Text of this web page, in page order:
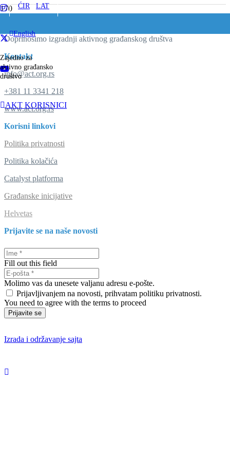
ĆIR/LAT
English
Zajedno za
aktivno građansko
društvo
AKT KORISNICI
Doprinosimo izgradnji aktivnog građanskog društva
Kontakt
info@act.org.rs
+381 11 3341 218
www.act.org.rs
Korisni linkovi
Politika privatnosti
Politika kolačića
Catalyst platforma
Građanske inicijative
Helvetas
Prijavite se na naše novosti
Fill out this field
Molimo vas da unesete valjanu adresu e-pošte.
Prijavljivanjem na novosti, prihvatam politiku privatnosti.
You need to agree with the terms to proceed
Prijavite se
Izrada i održavanje sajta